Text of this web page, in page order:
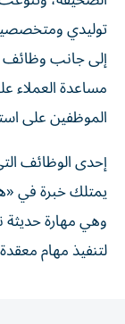
توليدي
إلى جانب وظائف
مساعدة العملاء
الموظفين على
إحدى الوظائف
يمتلك خبرة في
وهي مهارة حديثة
لتنفيذ مهام